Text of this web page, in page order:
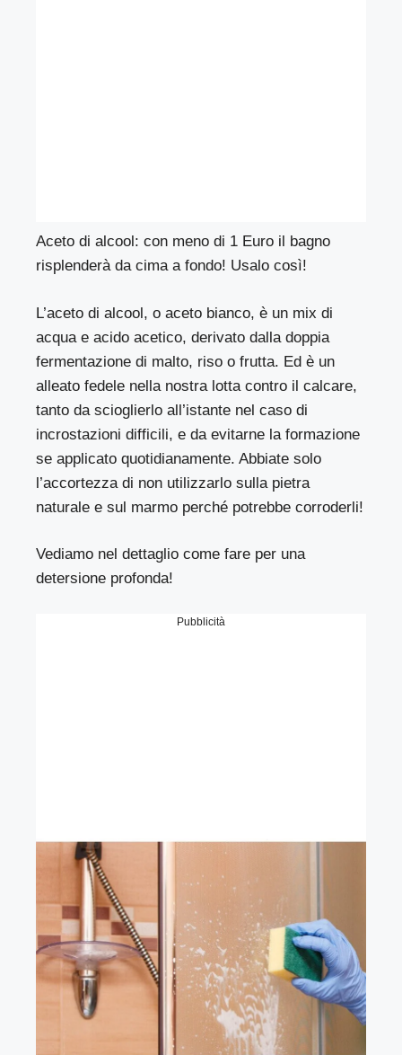
Aceto di alcool: con meno di 1 Euro il bagno
risplenderà da cima a fondo! Usalo così!
L’aceto di alcool, o aceto bianco, è un mix di
acqua e acido acetico, derivato dalla doppia
fermentazione di malto, riso o frutta. Ed è un
alleato fedele nella nostra lotta contro il calcare,
tanto da scioglierlo all’istante nel caso di
incrostazioni difficili, e da evitarne la formazione
se applicato quotidianamente. Abbiate solo
l’accortezza di non utilizzarlo sulla pietra
naturale e sul marmo perché potrebbe corroderli!
Vediamo nel dettaglio come fare per una
detersione profonda!
Pubblicità